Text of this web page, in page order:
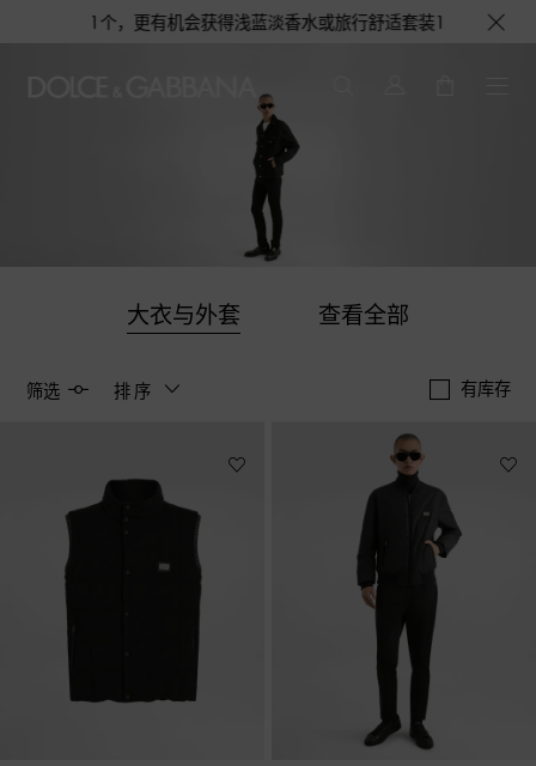
布袋1个，更有机会获得浅蓝淡香水或旅行舒适套装1份，数量有
大衣与外套 查看全部
筛选 排序 有库存